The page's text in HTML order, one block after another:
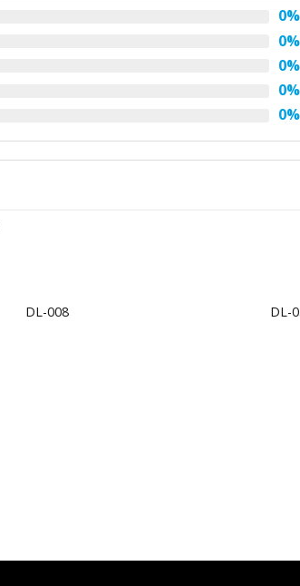
0%
0%
0%
0%
0%
DL-008 DL-